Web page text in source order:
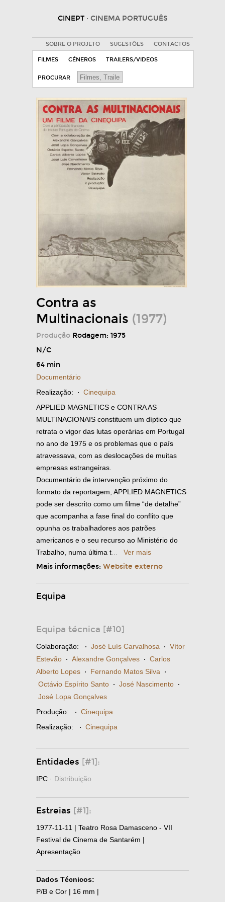
CINEPT · CINEMA PORTUGUÊS
SOBRE O PROJETO SUGESTÕES CONTACTOS
FILMES GÉNEROS TRAILERS/VIDEOS
PROCURAR
Contra as
Multinacionais (1977)
Produção Rodagem: 1975
N/C
64 min
Documentário
Realização: · Cinequipa
APPLIED MAGNETICS e CONTRA AS
MULTINACIONAIS constituem um díptico que
retrata o vigor das lutas operárias em Portugal
no ano de 1975 e os problemas que o país
atravessava, com as deslocações de muitas
empresas estrangeiras.
Documentário de intervenção próximo do
formato da reportagem, APPLIED MAGNETICS
pode ser descrito como um filme “de detalhe”
que acompanha a fase final do conflito que
opunha os trabalhadores aos patrões
americanos e o seu recurso ao Ministério do
Trabalho, numa última t... Ver mais
Mais informações: Website externo
Equipa
Equipa técnica [#10]
Colaboração: · José Luís Carvalhosa · Vítor
Estevão · Alexandre Gonçalves · Carlos
Alberto Lopes · Fernando Matos Silva ·
Octávio Espírito Santo · José Nascimento ·
José Lopa Gonçalves
Produção: · Cinequipa
Realização: · Cinequipa
Entidades [#1]:
IPC · Distribuição
Estreias [#1]:
1977-11-11 | Teatro Rosa Damasceno - VII
Festival de Cinema de Santarém |
Apresentação
Dados Técnicos:
P/B e Cor | 16 mm |